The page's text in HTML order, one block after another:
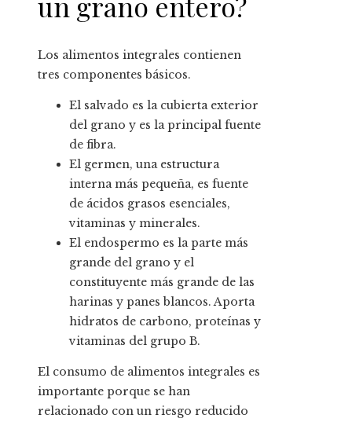
Los alimentos integrales contienen
tres componentes básicos.
El salvado es la cubierta exterior
del grano y es la principal fuente
de fibra.
El germen, una estructura
interna más pequeña, es fuente
de ácidos grasos esenciales,
vitaminas y minerales.
El endospermo es la parte más
grande del grano y el
constituyente más grande de las
harinas y panes blancos. Aporta
hidratos de carbono, proteínas y
vitaminas del grupo B.
El consumo de alimentos integrales es
importante porque se han
relacionado con un riesgo reducido